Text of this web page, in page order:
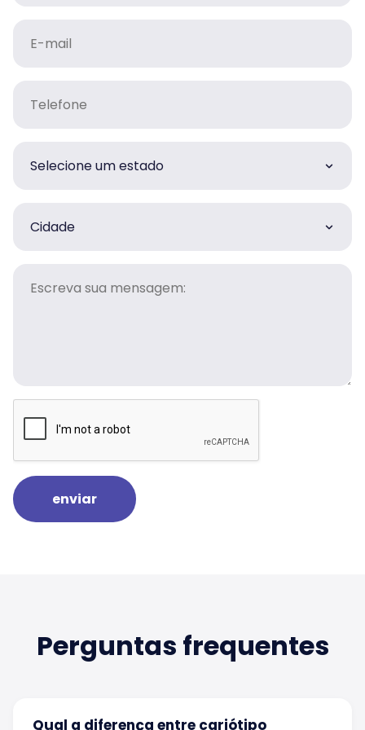
enviar
Perguntas frequentes
Qual a diferença entre cariótipo